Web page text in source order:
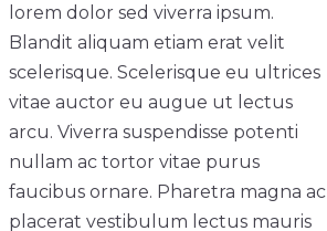
lorem dolor sed viverra ipsum.
Blandit aliquam etiam erat velit
scelerisque. Scelerisque eu ultrices
vitae auctor eu augue ut lectus
arcu. Viverra suspendisse potenti
nullam ac tortor vitae purus
faucibus ornare. Pharetra magna ac
placerat vestibulum lectus mauris